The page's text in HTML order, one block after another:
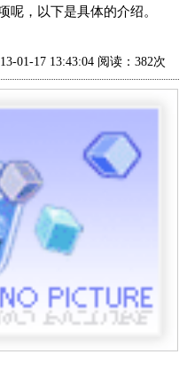
呢，以下是具体的介绍。
01-17 13:43:04 阅读：382次